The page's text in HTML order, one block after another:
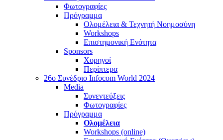
Φωτογραφίες
Πρόγραμμα
Ολομέλεια & Τεχνητή Νοημοσύνη
Workshops
Επιστημονική Ενότητα
Sponsors
Χορηγοί
Περίπτερα
26o Συνέδριο Infocom World 2024
Media
Συνεντεύξεις
Φωτογραφίες
Πρόγραμμα
Ολομέλεια
Workshops (online)